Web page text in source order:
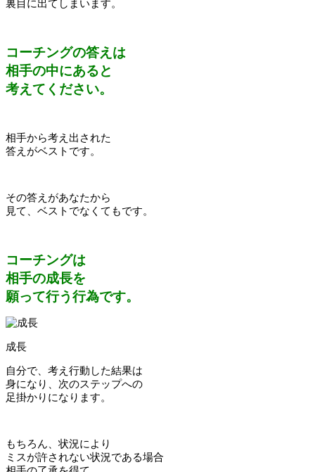
裏目に出てしまいます。
コーチングの答えは
相手の中にあると
考えてください。
相手から考え出された
答えがベストです。
その答えがあなたから
見て、ベストでなくてもです。
コーチングは
相手の成長を
願って行う行為です。
成長
自分で、考え行動した結果は
身になり、次のステップへの
足掛かりになります。
もちろん、状況により
ミスが許されない状況である場合